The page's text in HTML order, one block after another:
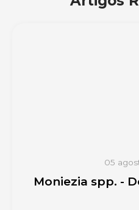
05
Moniezia spp. -